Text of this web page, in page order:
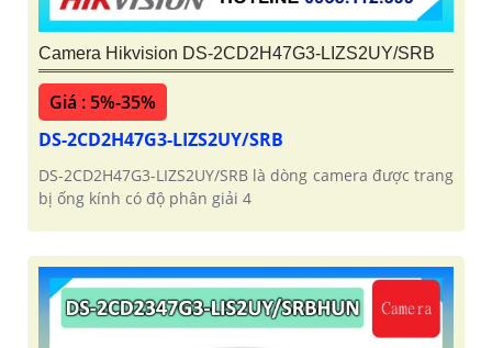
Camera Hikvision DS-2CD2H47G3-LIZS2UY/SRB
Giá : 5%-35%
DS-2CD2H47G3-LIZS2UY/SRB
DS-2CD2H47G3-LIZS2UY/SRB là dòng camera được trang
bị ống kính có độ phân giải 4